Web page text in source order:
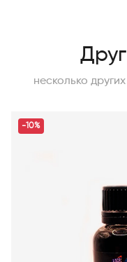
несколько
-10%